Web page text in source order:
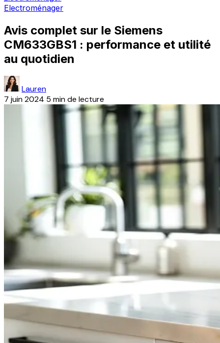
Electroménager
Avis complet sur le Siemens
CM633GBS1 : performance et utilité
au quotidien
Lauren
7 juin 2024 5 min de lecture